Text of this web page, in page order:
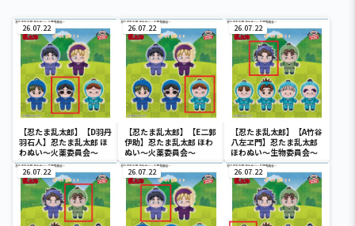
26.07.22
【忍たま乱太郎】【D羽丹
羽石人】忍たま乱太郎 ほ
わぬい～火薬委員会～
26.07.22
【忍たま乱太郎】【E二郭
伊助】忍たま乱太郎 ほわ
ぬい～火薬委員会～
26.07.22
【忍たま乱太郎】【A竹谷
八左ヱ門】忍たま乱太郎
ほわぬい～生物委員会～
26.07.22 26.07.22 26.07.22